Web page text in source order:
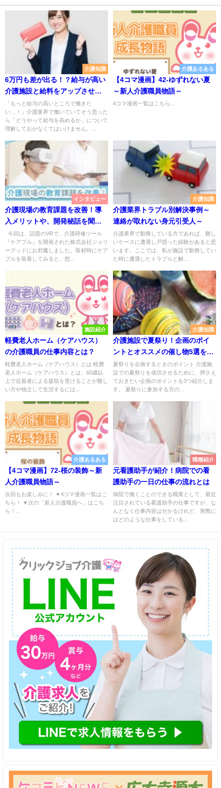
介護知識
6万円も差が出る！？給与が高い
介護施設と給料をアップさせる3
つの方法
「もっと給与の高いところで働きた
い…！」介護業界で働いていてそう思った
ら「どうやって給与を高めるか」について
理解しておかなくてはいけません。...
介護あるある
【4コマ漫画】42-ゆずれない夏
～新人介護職員物語～
4コマ漫画一覧はこちら...
インタビュー
介護現場の教育課題を改善！導
入メリットや、開発秘話を聞
く！VR研修サービス『ケアブ
ル』
今回は、話題のVRで、介護研修ツール
『ケアブル』を開発された株式会社ジョリ
ーグッドにお邪魔しました。取材時にケア
ブルを装着してみると、想...
介護知識
介護業界トラブル別解決事例～
連絡が取れない身元引受人～
介護業界で勤務している方であれば、難し
いケースに遭遇し戸惑った経験があると思
います。ここでは、私が施設で勤務してい
た時に遭遇したトラブルと解...
施設紹介
軽費老人ホーム（ケアハウス）
の介護職員の仕事内容とは？
軽費老人ホーム（ケアハウス）とは 軽費
老人ホーム（ケアハウス）とは、60歳以
上で近親者による援助を受けることが難し
い方や独立して生活するには...
介護知識
介護施設で夏祭り！企画のポイ
ントとオススメの催し物5選を紹
介
夏祭りを企画するときのポイント 介護施
設での夏祭りを成功させるために、押さえ
ておきたい企画のポイントを3つ紹介しま
す。 夏祭りに参加する方の...
介護あるある
【4コマ漫画】72-桜の装飾～新
人介護職員物語～
次回もお楽しみに！ ▼4コマ漫画一覧はこ
ちら！ ▼次の「新人介護職員へ」はこち
ら！...
職種紹介
元看護助手が紹介！病院での看
護助手の一日の仕事の流れとは
病院で働くことのできる職業として、最近
注目されている看護助手の仕事ですが、な
んとなく仕事内容は分かるけれど、実際に
はどのような仕事をしている...